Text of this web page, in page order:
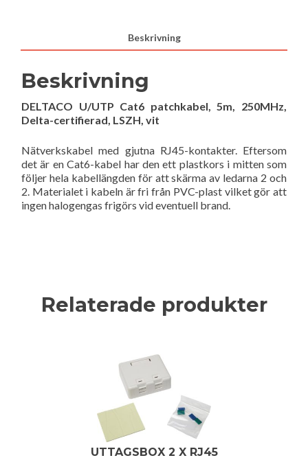
Beskrivning
Beskrivning
DELTACO U/UTP Cat6 patchkabel, 5m, 250MHz,
Delta-certifierad, LSZH, vit
Nätverkskabel med gjutna RJ45-kontakter. Eftersom
det är en Cat6-kabel har den ett plastkors i mitten som
följer hela kabellängden för att skärma av ledarna 2 och
2. Materialet i kabeln är fri från PVC-plast vilket gör att
ingen halogengas frigörs vid eventuell brand.
Relaterade produkter
UTTAGSBOX 2 X RJ45